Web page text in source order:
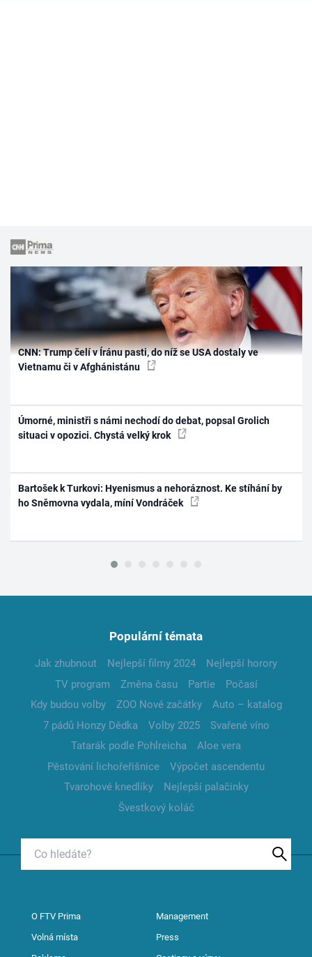
CNN: Trump čelí v Íránu pasti, do níž se USA dostaly ve
Vietnamu či v Afghánistánu
Úmorné, ministři s námi nechodí do debat, popsal Grolich
situaci v opozici. Chystá velký krok
Bartošek k Turkovi: Hyenismus a nehoráznost. Ke stíhání by
ho Sněmovna vydala, míní Vondráček
Populární témata
Jak zhubnout Nejlepší filmy 2024
Nejlepší horory
TV program
Změna času Partie
Počasí
Kdy budou volby
ZOO Nové začátky
Auto – katalog
7 pádů Honzy Dědka
Volby 2025
Svařené víno
Tatarák podle Pohlreicha
Aloe vera
Pěstování lichořeřišnice
Výpočet ascendentu
Tvarohové knedlíky
Nejlepší palačinky
Švestkový koláč
O FTV Prima Management
Volná místa Press